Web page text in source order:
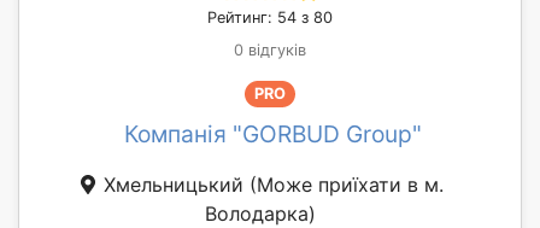
Рейтинг: 54 з 80
0 відгуків
PRO
Компанія "GORBUD Group"
Хмельницький (Може приїхати в м.
Володарка)